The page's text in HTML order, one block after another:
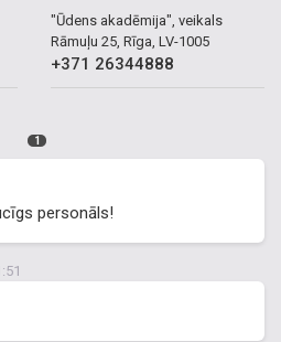
"Ūdens akadēmija", veikals
Rāmuļu 25, Rīga, LV-1005
+371 26344888
1
personāls!